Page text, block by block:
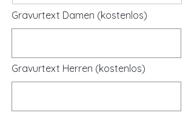
Gravurtext Damen (kostenlos)
Gravurtext Herren (kostenlos)